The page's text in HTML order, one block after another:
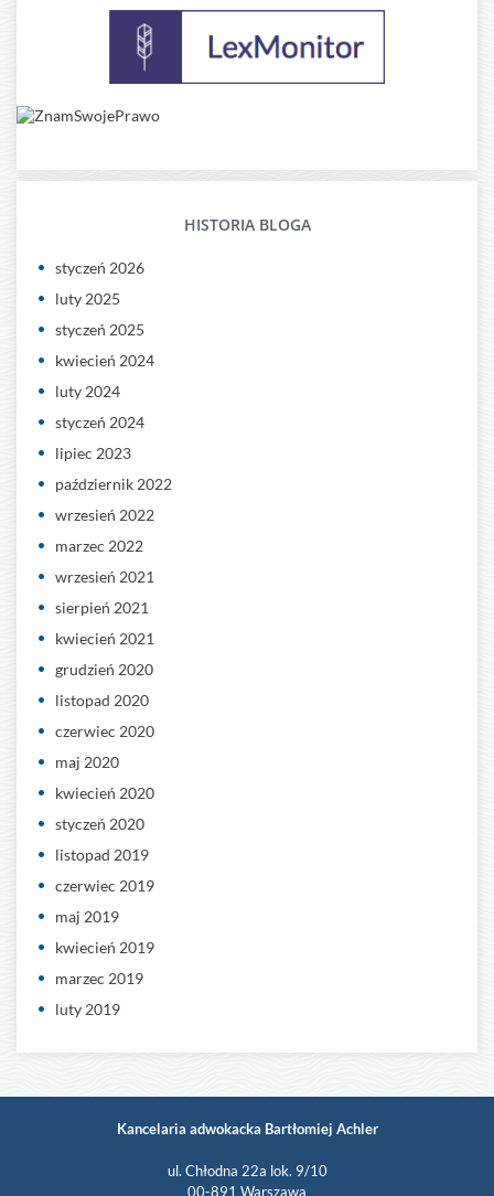
HISTORIA BLOGA
styczeń 2026
luty 2025
styczeń 2025
kwiecień 2024
luty 2024
styczeń 2024
lipiec 2023
październik 2022
wrzesień 2022
marzec 2022
wrzesień 2021
sierpień 2021
kwiecień 2021
grudzień 2020
listopad 2020
czerwiec 2020
maj 2020
kwiecień 2020
styczeń 2020
listopad 2019
czerwiec 2019
maj 2019
kwiecień 2019
marzec 2019
luty 2019
Kancelaria adwokacka Bartłomiej Achler
ul. Chłodna 22a lok. 9/10
00-891 Warszawa